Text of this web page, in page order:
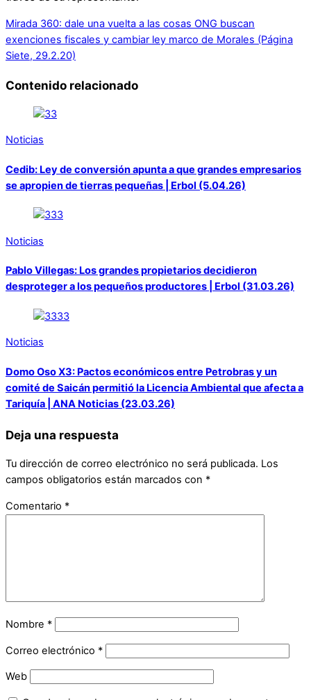
Mirada 360: dale una vuelta a las cosas ONG buscan
exenciones fiscales y cambiar ley marco de Morales (Página
Siete, 29.2.20)
Contenido relacionado
Noticias
Cedib: Ley de conversión apunta a que grandes empresarios
se apropien de tierras pequeñas | Erbol (5.04.26)
Noticias
Pablo Villegas: Los grandes propietarios decidieron
desproteger a los pequeños productores | Erbol (31.03.26)
Noticias
Domo Oso X3: Pactos económicos entre Petrobras y un
comité de Saicán permitió la Licencia Ambiental que afecta a
Tariquía | ANA Noticias (23.03.26)
Deja una respuesta
Tu dirección de correo electrónico no será publicada. Los
campos obligatorios están marcados con *
Comentario *
Nombre *
Correo electrónico *
Web